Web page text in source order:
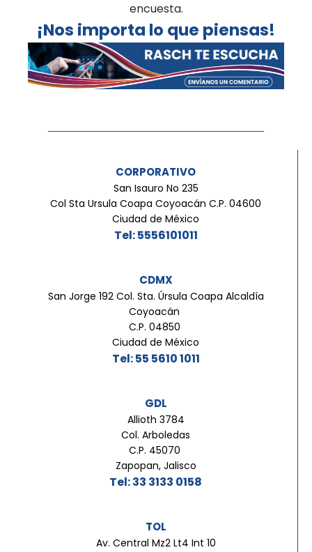
encuesta.
¡Nos importa lo que piensas!
CORPORATIVO
San Isauro No 235
Col Sta Ursula Coapa Coyoacán C.P. 04600
Ciudad de México
Tel: 5556101011
CDMX
San Jorge 192 Col. Sta. Úrsula Coapa Alcaldía
Coyoacán
C.P. 04850
Ciudad de México
Tel: 55 5610 1011
GDL
Allioth 3784
Col. Arboledas
C.P. 45070
Zapopan, Jalisco
Tel: 33 3133 0158
TOL
Av. Central Mz2 Lt4 Int 10